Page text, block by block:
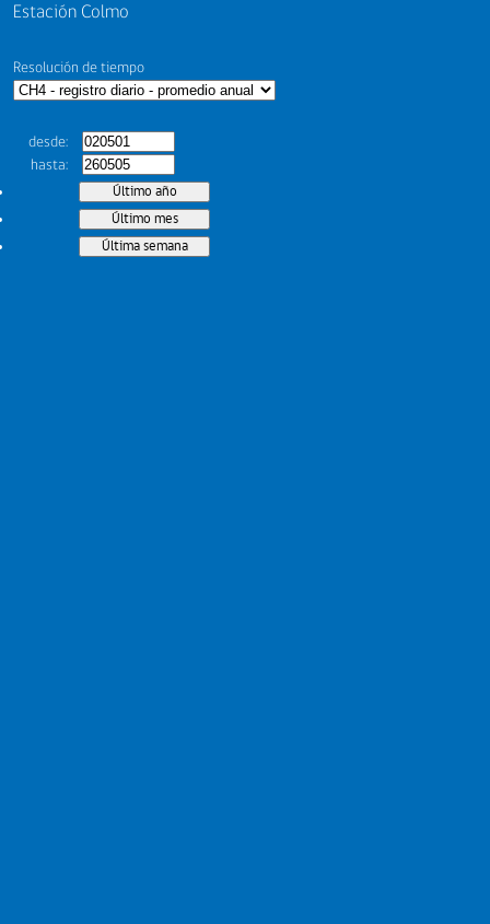
Estación Colmo
Resolución de tiempo
desde
hasta